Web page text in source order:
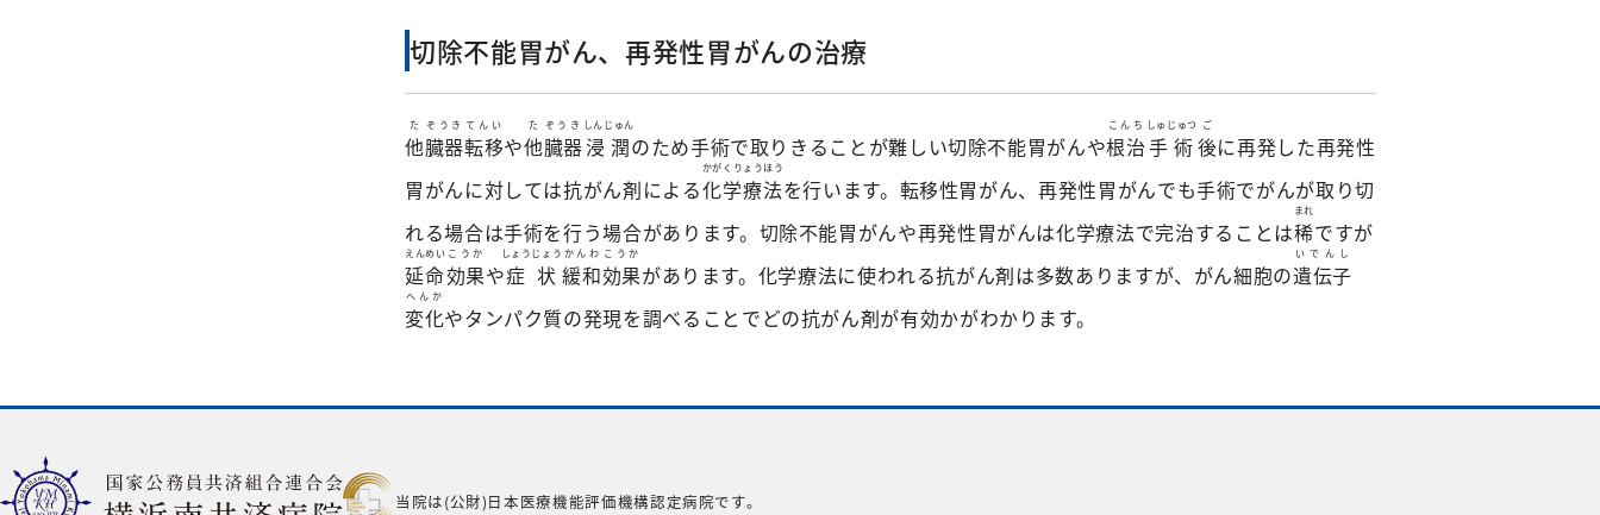
切除不能胃がん、再発性胃がんの治療
他
た
臓器
ぞうき
転移
てんい
や他
た
臓器
ぞうき
浸潤
しんじゅん
のため手術で取りきることが難しい切除不能胃がんや根治
こんち
手術
しゅじゅつ
後
ご
に再発した再発性
胃がんに対しては抗がん剤による化学療法
かがくりょうほう
を行います。転移性胃がん、再発性胃がんでも手術でがんが取り切
れる場合は手術を行う場合があります。切除不能胃がんや再発性胃がんは化学療法で完治することは稀
まれ
ですが
延命
えんめい
効果
こうか
や症状
しょうじょう
緩和
かんわ
効果
こうか
があります。化学療法に使われる抗がん剤は多数ありますが、がん細胞の遺伝子
いでんし
変化
へんか
やタンパク質の発現を調べることでどの抗がん剤が有効かがわかります。
当院は(公財)日本医療機能評価機構認定病院です。